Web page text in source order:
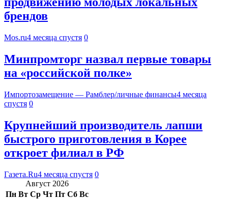
брендов
Mos.ru4 месяца спустя 0
Минпромторг назвал первые товары
на «российской полке»
Импортозамещение — Рамблер/личные финансы4 месяца
спустя 0
Крупнейший производитель лапши
быстрого приготовления в Корее
откроет филиал в РФ
Газета.Ru4 месяца спустя 0
Август 2026
Пн Вт Ср Чт Пт Сб Вс